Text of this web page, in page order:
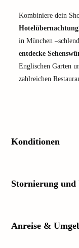
Kombiniere dein
Hotelübernachtung
in München
entdecke
Englischen Garten
zahlreichen
Konditionen
Stornierung und
Anreise &